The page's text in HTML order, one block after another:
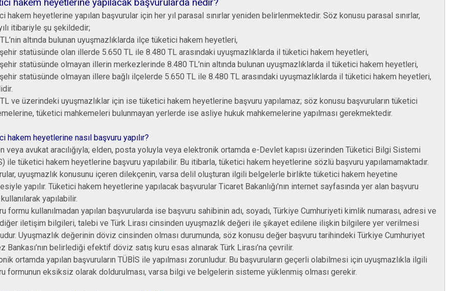
hakem heyetlerine yapılan başvurular için her yıl parasal sınırlar yeniden belirlenmektedir. Söz konusu parasal sınırlar,
itibariyle şu şekildedir;
altında bulunan uyuşmazlıklarda ilçe tüketici hakem heyetleri,
statüsünde olan illerde 5.650 TL ile 8.480 TL arasındaki uyuşmazlıklarda il tüketici hakem heyetleri,
statüsünde olmayan illerin merkezlerinde 8.480 TL’nin altında bulunan uyuşmazlıklarda il tüketici hakem heyetleri,
statüsünde olmayan illere bağlı ilçelerde 5.650 TL ile 8.480 TL arasındaki uyuşmazlıklarda il tüketici hakem heyetleri,
ve üzerindeki uyuşmazlıklar için ise tüketici hakem heyetlerine başvuru yapılamaz; söz konusu başvuruların tüketici
tüketici mahkemeleri bulunmayan yerlerde ise asliye hukuk mahkemelerine yapılması gerekmektedir.
hakem heyetlerine nasıl başvuru yapılır?
veya avukat aracılığıyla; elden, posta yoluyla veya elektronik ortamda e-Devlet kapısı üzerinden Tüketici Bilgi Sistemi
ile tüketici hakem heyetlerine başvuru yapılabilir. Bu itibarla, tüketici hakem heyetlerine sözlü başvuru yapılamamaktadır.
uyuşmazlık konusunu içeren dilekçenin, varsa delil oluşturan ilgili belgelerle birlikte tüketici hakem heyetine
yapılır. Tüketici hakem heyetlerine yapılacak başvurular Ticaret Bakanlığı’nın internet sayfasında yer alan başvuru
yapılabilir.
formu kullanılmadan yapılan başvurularda ise başvuru sahibinin adı, soyadı, Türkiye Cumhuriyeti kimlik numarası, adresi ve
iletişim bilgileri, talebi ve Türk Lirası cinsinden uyuşmazlık değeri ile şikayet edilene ilişkin bilgilere yer verilmesi
Uyuşmazlık değerinin döviz cinsinden olması durumunda, söz konusu değer başvuru tarihindeki Türkiye Cumhuriyet
Bankası’nın belirlediği efektif döviz satış kuru esas alınarak Türk Lirası’na çevrilir.
ortamda yapılan başvuruların TÜBİS ile yapılması zorunludur. Bu başvuruların geçerli olabilmesi için uyuşmazlıkla ilgili
formunun eksiksiz olarak doldurulması, varsa bilgi ve belgelerin sisteme yüklenmiş olması gerekir.